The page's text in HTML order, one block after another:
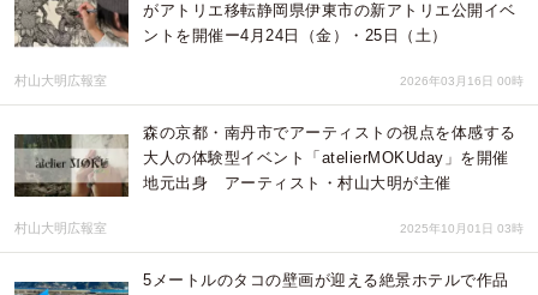
がアトリエ移転静岡県伊東市の新アトリエ公開イベ
ントを開催ー4月24日（金）・25日（土）
村山大明広報室 2026年03月16日 00時
森の京都・南丹市でアーティストの視点を体感する
大人の体験型イベント「atelierMOKUday」を開催
地元出身 アーティスト・村山大明が主催
村山大明広報室 2025年10月01日 03時
5メートルのタコの壁画が迎える絶景ホテルで作品